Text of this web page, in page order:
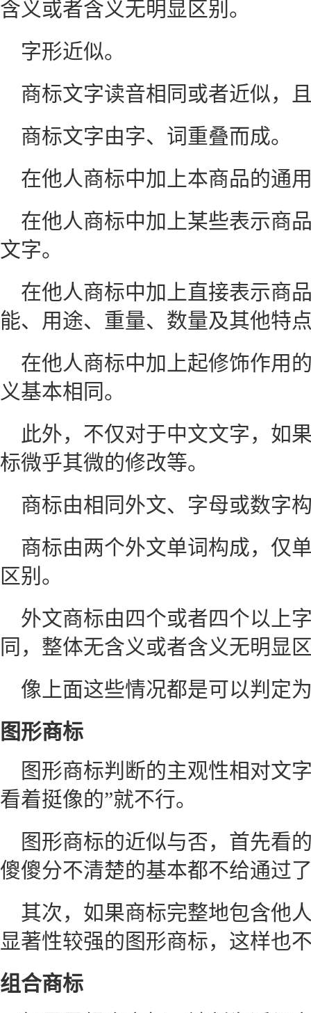
含义或者含义无明显区别。
字形近似。
商标文字读音相同或者近似，
商标文字由字、词重叠而成。
在他人商标中加上本商品的通
在他人商标中加上某些表示商
文字。
在他人商标中加上直接表示商
能、用途、重量、数量及其他特
在他人商标中加上起修饰作用
义基本相同。
此外，不仅对于中文文字，如
标微乎其微的修改等。
商标由相同外文、字母或数字
商标由两个外文单词构成，仅
区别。
外文商标由四个或者四个以上
同，整体无含义或者含义无明显
像上面这些情况都是可以判定
图形商标
图形商标判断的主观性相对文
看着挺像的”就不行。
图形商标的近似与否，首先看
傻傻分不清楚的基本都不给通过
其次，如果商标完整地包含他
显著性较强的图形商标，这样也
组合商标